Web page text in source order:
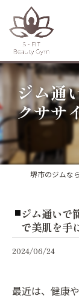
ジム通
クササ
ジム通いで
で美肌を手
2024/06/24
最近は、健康